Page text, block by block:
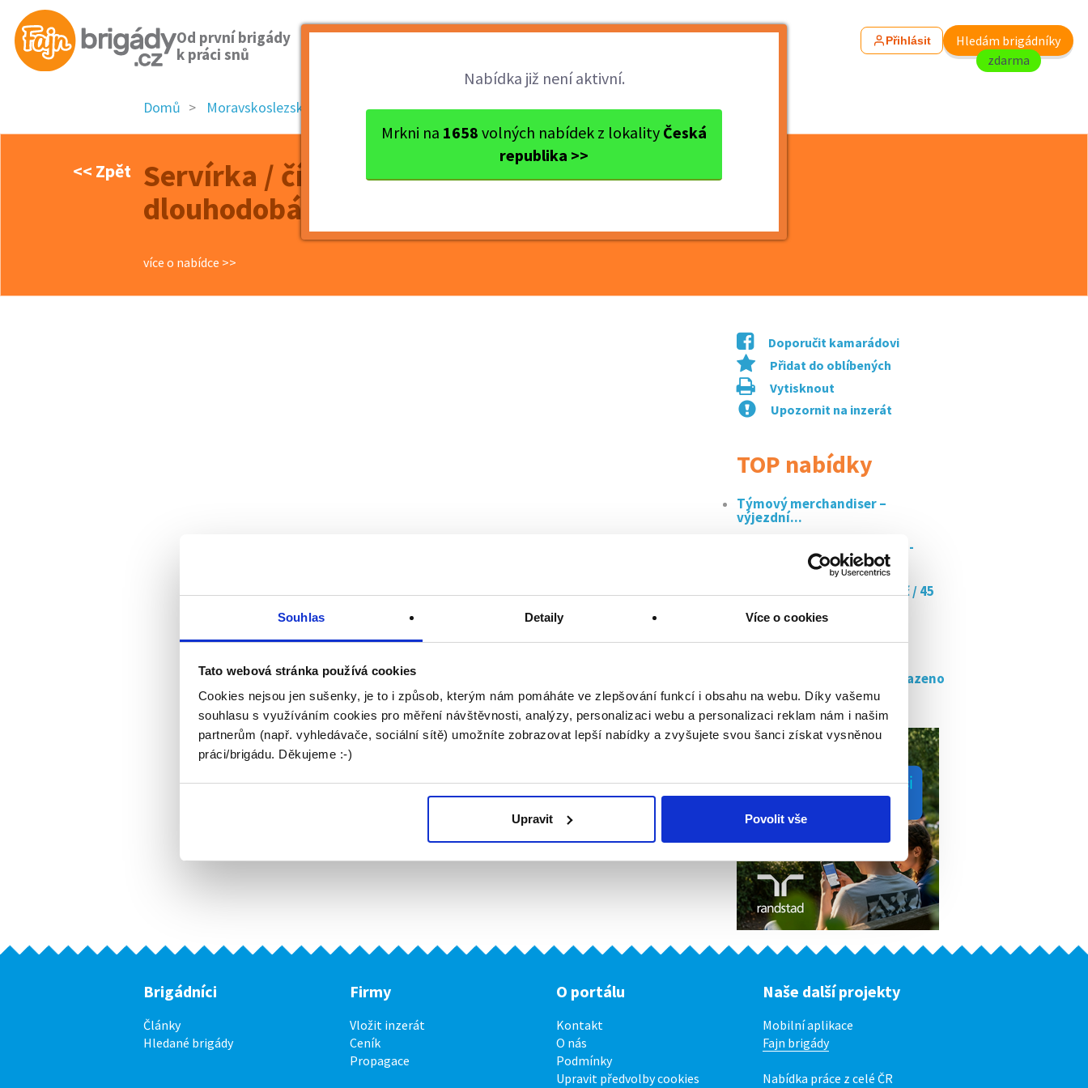
Souhlas Detaily Více o cookies
Tato webová stránka používá cookies
Cookies nejsou jen sušenky, je to i způsob, kterým nám pomáháte ve zlepšování funkcí i obsahu na webu. Díky vašemu
souhlasu s využíváním cookies pro měření návštěvnosti, analýzy, personalizaci webu a personalizaci reklam nám i našim
partnerům (např. vyhledávače, sociální sítě) umožníte zobrazovat lepší nabídky a zvyšujete svou šanci získat vysněnou
práci/brigádu. Děkujeme :-)
Upravit Povolit vše
Od první brigády
k práci snů
Přihlásit
Hledám brigádníky
zdarma
Nabídka již není aktivní.
Mrkni na 1658 volných nabídek z lokality Česká
republika >>
Domů Moravskoslezský kraj okres Ostrava Ostrava Servírka / číšník - brigáda...
<< Zpět Servírka / číšník - brigáda (DPP),
dlouhodobá spolupráce
více o nabídce >>
Doporučit kamarádovi
Přidat do oblíbených
Vytisknout
Upozornit na inzerát
TOP nabídky
Týmový merchandiser –
výjezdní...
Pracovník odbavení letadel -
denní i noční
Doučujte s námi až za 350 kč / 45
kočárků a...
Asistent personalisty, vyhrazeno
pro ozp,...
Brigádníci
Články
Hledané brigády
Firmy
Vložit inzerát
Ceník
Propagace
O portálu
Kontakt
O nás
Podmínky
Upravit předvolby cookies
Naše další projekty
Mobilní aplikace
Fajn brigády
Nabídka práce z celé ČR